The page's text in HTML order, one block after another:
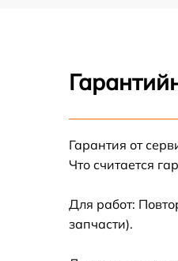
Ремонт
Замена
Замена
Xiaomi
Гарантия от
Что считается
Для работ:
запчасти).